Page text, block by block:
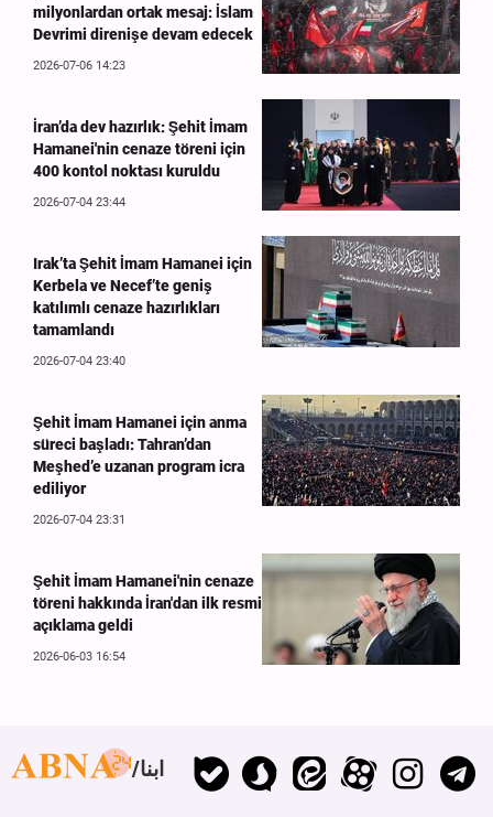
milyonlardan ortak mesaj: İslam
Devrimi direnişe devam edecek
2026-07-06 14:23
İran’da dev hazırlık: Şehit İmam
Hamanei'nin cenaze töreni için
400 kontol noktası kuruldu
2026-07-04 23:44
Irak’ta Şehit İmam Hamanei için
Kerbela ve Necef’te geniş
katılımlı cenaze hazırlıkları
tamamlandı
2026-07-04 23:40
Şehit İmam Hamanei için anma
süreci başladı: Tahran’dan
Meşhed’e uzanan program icra
ediliyor
2026-07-04 23:31
Şehit İmam Hamanei'nin cenaze
töreni hakkında İran'dan ilk resmi
açıklama geldi
2026-06-03 16:54
ابنا